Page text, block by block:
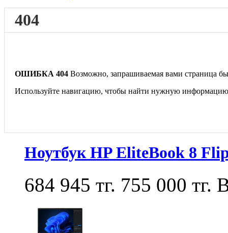
404
ОШИБКА 404 Возможно, запрашиваемая вами страница
Используйте навигацию, чтобы найти нужную
Ноутбук HP EliteBook 8
684 945 тг. 755 000 тг.